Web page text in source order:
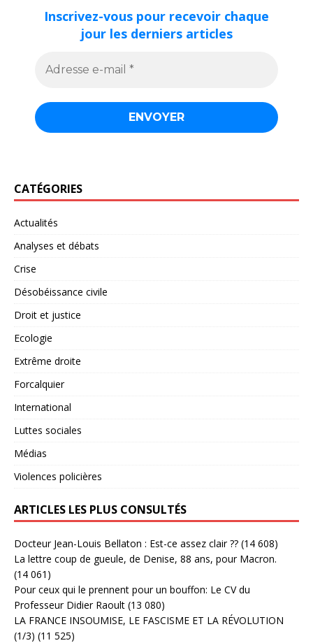
Inscrivez-vous pour recevoir chaque
jour les derniers articles
CATÉGORIES
Actualités
Analyses et débats
Crise
Désobéissance civile
Droit et justice
Ecologie
Extrême droite
Forcalquier
International
Luttes sociales
Médias
Violences policières
ARTICLES LES PLUS CONSULTÉS
Docteur Jean-Louis Bellaton : Est-ce assez clair ?? (14 608)
La lettre coup de gueule, de Denise, 88 ans, pour Macron.
(14 061)
Pour ceux qui le prennent pour un bouffon: Le CV du
Professeur Didier Raoult (13 080)
LA FRANCE INSOUMISE, LE FASCISME ET LA RÉVOLUTION
(1/3) (11 525)